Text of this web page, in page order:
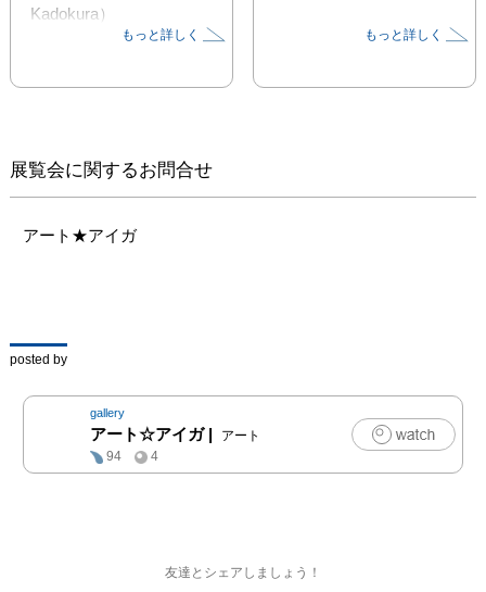
Kadokura）
った油彩と木炭作品の構
もっと詳しく もっと詳しく
展覧会に関するお問合せ
アート★アイガ
posted by
gallery
アート☆アイガ|
アート
94
4
友達とシェアしましょう！